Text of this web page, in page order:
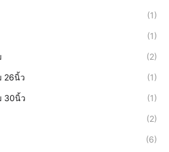
(1)
(1)
(2)
26นิ้ว (1)
30นิ้ว (1)
(2)
(6)